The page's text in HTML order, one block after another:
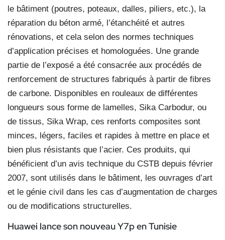
le bâtiment (poutres, poteaux, dalles, piliers, etc.), la
réparation du béton armé, l’étanchéité et autres
rénovations, et cela selon des normes techniques
d’application précises et homologuées. Une grande
partie de l’exposé a été consacrée aux procédés de
renforcement de structures fabriqués à partir de fibres
de carbone. Disponibles en rouleaux de différentes
longueurs sous forme de lamelles, Sika Carbodur, ou
de tissus, Sika Wrap, ces renforts composites sont
minces, légers, faciles et rapides à mettre en place et
bien plus résistants que l’acier. Ces produits, qui
bénéficient d’un avis technique du CSTB depuis février
2007, sont utilisés dans le bâtiment, les ouvrages d’art
et le génie civil dans les cas d’augmentation de charges
ou de modifications structurelles.
Huawei lance son nouveau Y7p en Tunisie